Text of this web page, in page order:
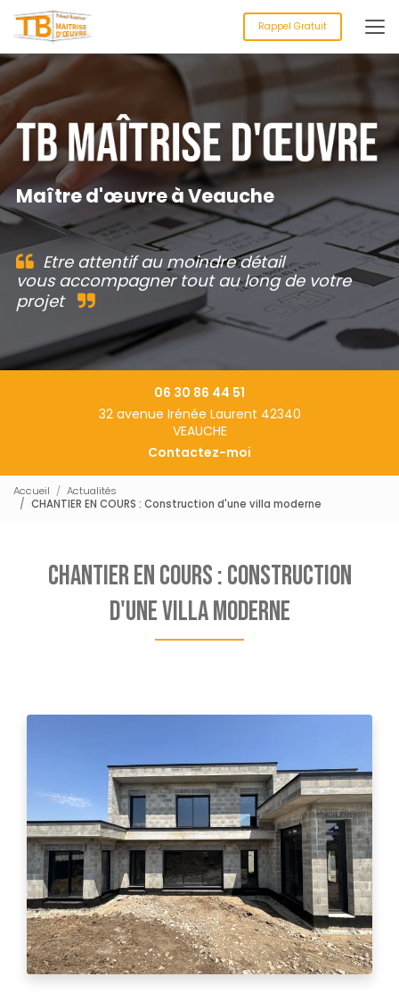
au
contenu
principal
Rappel Gratuit
Maître d'œuvre à Veauche
Etre attentif au moindre détail
vous accompagner tout au long de votre
projet
06 30 86 44 51
32 avenue Irénée Laurent 42340
VEAUCHE
Contactez-moi
Accueil
Actualités
CHANTIER EN COURS : Construction d'une villa moderne
CHANTIER EN COURS : Construction
d'une villa moderne